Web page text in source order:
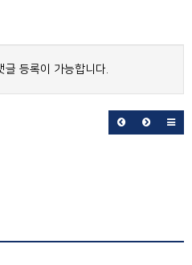
글 등록이 가능합니다.